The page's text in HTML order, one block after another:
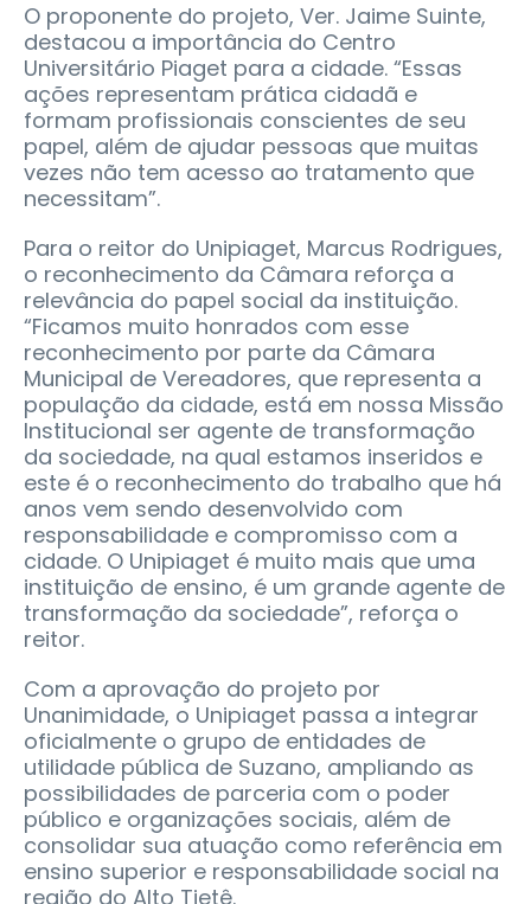
O proponente do projeto, Ver. Jaime Suinte,
destacou a importância do Centro
Universitário Piaget para a cidade. “Essas
ações representam prática cidadã e
formam profissionais conscientes de seu
papel, além de ajudar pessoas que muitas
vezes não tem acesso ao tratamento que
necessitam”.
Para o reitor do Unipiaget, Marcus Rodrigues,
o reconhecimento da Câmara reforça a
relevância do papel social da instituição.
“Ficamos muito honrados com esse
reconhecimento por parte da Câmara
Municipal de Vereadores, que representa a
população da cidade, está em nossa Missão
Institucional ser agente de transformação
da sociedade, na qual estamos inseridos e
este é o reconhecimento do trabalho que há
anos vem sendo desenvolvido com
responsabilidade e compromisso com a
cidade. O Unipiaget é muito mais que uma
instituição de ensino, é um grande agente de
transformação da sociedade”, reforça o
reitor.
Com a aprovação do projeto por
Unanimidade, o Unipiaget passa a integrar
oficialmente o grupo de entidades de
utilidade pública de Suzano, ampliando as
possibilidades de parceria com o poder
público e organizações sociais, além de
consolidar sua atuação como referência em
ensino superior e responsabilidade social na
região do Alto Tietê.